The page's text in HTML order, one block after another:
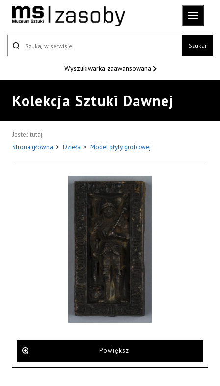
Szukaj
Wyszukiwarka zaawansowana
Kolekcja Sztuki Dawnej
Jesteś tutaj:
Strona główna > Dzieła > Model płyty grobowej
Powiększ